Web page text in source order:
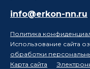
info@erkon-nn.ru
Политика
Использование сайта
обработки
Карта сайта